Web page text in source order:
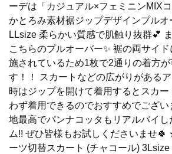
ーデは「カジュアル×フェミニンMIX
かとろみ素材裾ジップデザインプル
LLsize 柔らかい質感で肌触り抜群💕
こちらのプルオーバー✨️ 裾の両サイ
施されているため1枚で2通りの着方が
す！！ スカートなどの広がりがある
時はジップを開けて着用するとスカ
わず着用できるのでおすすめでござ
地最高でパンナコッタもリアルバイし
ム!! ぜひ皆様もお試しくださいませ🍀
ーツ切替スカート (チャコール)